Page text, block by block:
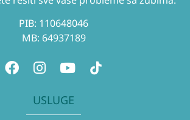
PIB: 110648046
MB: 64937189
USLUGE